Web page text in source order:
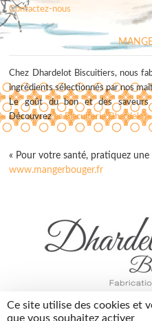
Contactez-nous
Chez Dhardelot Biscuitiers, nous
ingrédients sélectionnés par nos
Le goût du bon et des saveurs
DécouvrezLa Biscuiterie Dhardelot
« Pour votre santé, pratiquez
www.mangerbouger.fr
03 74
Ce site utilise des cookies et
que vous souhaitez activer